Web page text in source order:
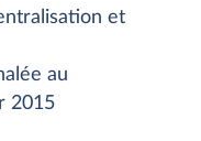
et
au
2015